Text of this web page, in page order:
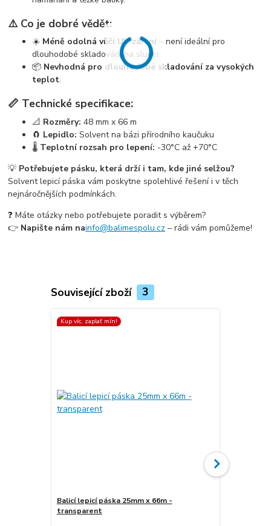
⚠️ Co je dobré vědět:
☀️ Méně odolná vůči UV záření – není ideální pro
dlouhodobé skladování na slunci.
📦 Nevhodná pro dlouhodobé skladování za vysokých
teplot.
📏 Technické specifikace:
📐 Rozměry: 48 mm x 66 m
🧲 Lepidlo: Solvent na bázi přírodního kaučuku
🌡️ Teplotní rozsah pro lepení: -30°C až +70°C
💡 Potřebujete pásku, která drží i tam, kde jiné selžou?
Solvent lepicí páska vám poskytne spolehlivé řešení i v těch
nejnáročnějších podmínkách.
❓ Máte otázky nebo potřebujete poradit s výběrem?
👉 Napište nám nainfo@balimespolu.cz – rádi vám pomůžeme!
Související zboží 3
Kup víc, zaplať mín!
Balicí lepicí páska 25mm x 66m -
transparent